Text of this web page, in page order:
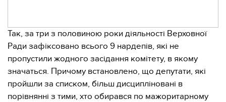
Так, за три з половиною роки діяльності Верховної
Ради зафіксовано всього 9 нардепів, які не
пропустили жодного засідання комітету, в якому
значаться. Причому встановлено, що депутати, які
пройшли за списком, більш дисципліновані в
порівнянні з тими, хто обирався по мажоритарному